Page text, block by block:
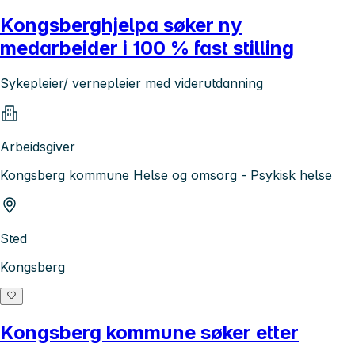
Kongsberghjelpa søker ny
medarbeider i 100 % fast stilling
Sykepleier/ vernepleier med viderutdanning
Arbeidsgiver
Kongsberg kommune Helse og omsorg - Psykisk helse
Sted
Kongsberg
Kongsberg kommune søker etter